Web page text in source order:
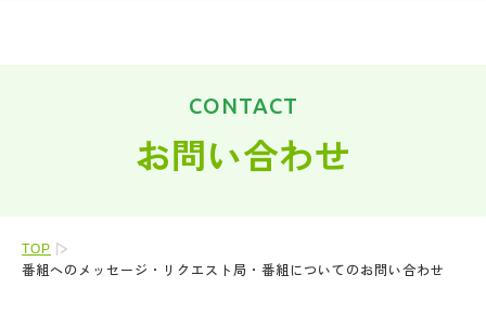
CONTACT
お問い合わせ
TOP
番組へのメッセージ・リクエスト局・番組についてのお問い合わせ